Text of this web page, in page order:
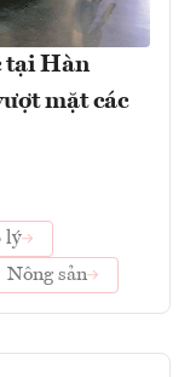
tại Hàn
mặt các
lý
Nông sản